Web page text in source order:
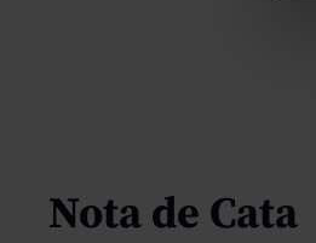
Nota de Cata